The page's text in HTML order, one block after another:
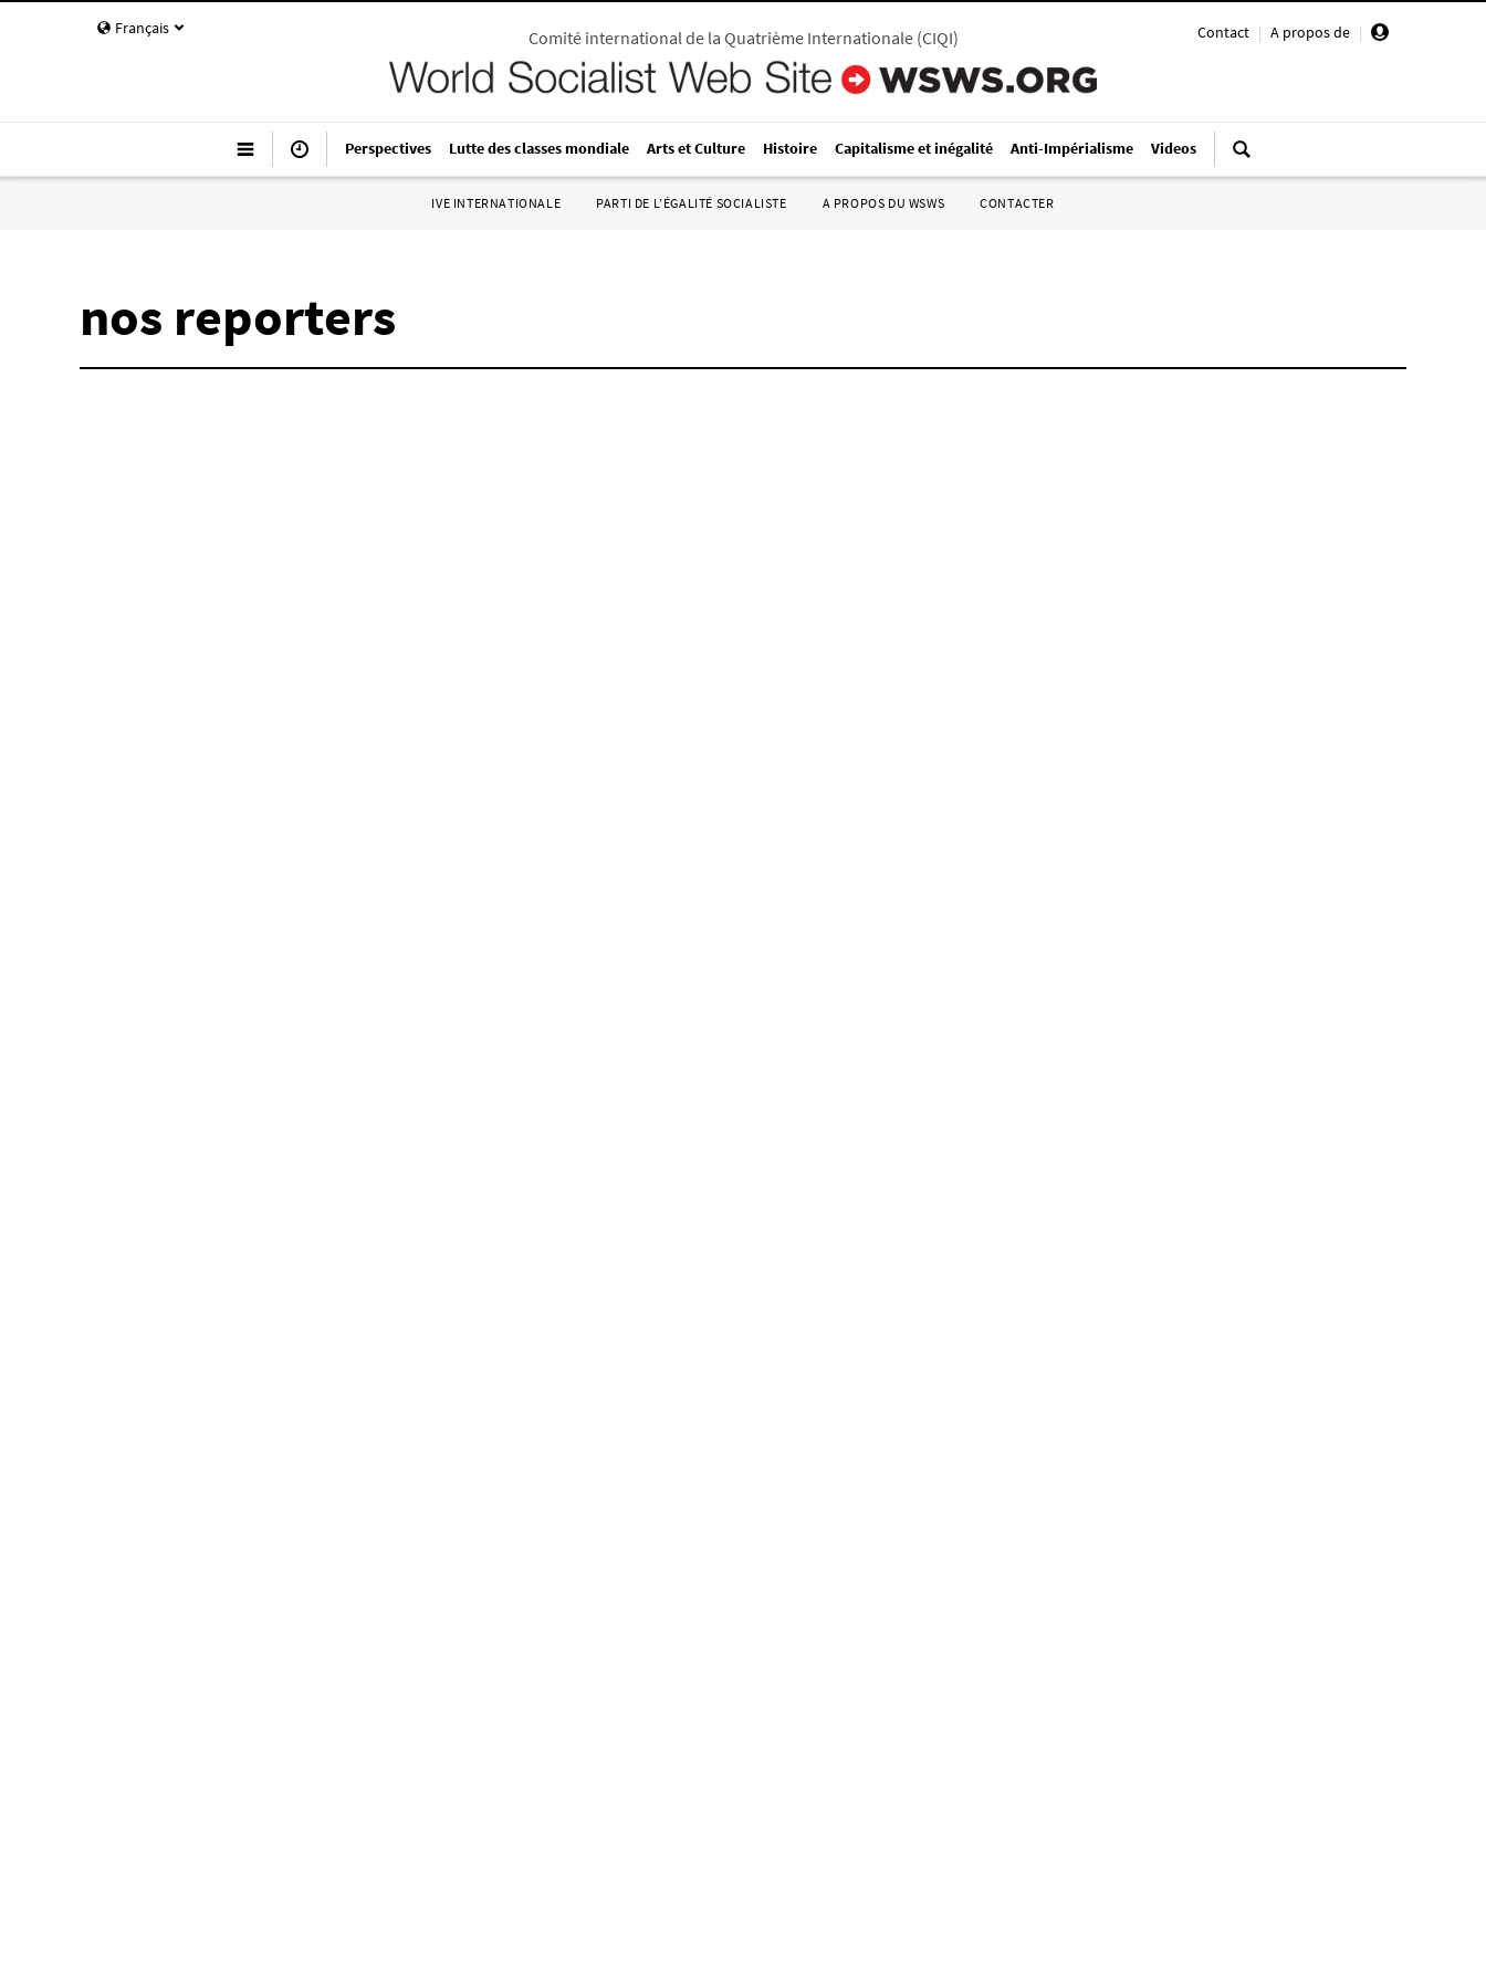
Français Contact | A propos de |
Comité international de la Quatrième Internationale(CIQI)
Perspectives Lutte des classes mondiale Arts et Culture Histoire Capitalisme et inégalité Anti-Impérialisme Videos
IVE INTERNATIONALE PARTI DE L’ÉGALITÉ SOCIALISTE A PROPOS DU WSWS CONTACTER
nos reporters